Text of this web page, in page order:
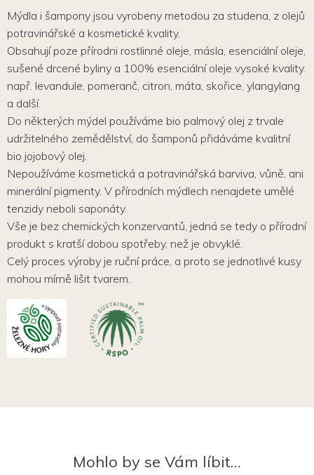
Mýdla i šampony jsou vyrobeny metodou za studena, z olejů
potravinářské a kosmetické kvality.
Obsahují poze přírodni rostlinné oleje, másla, esenciální oleje,
sušené drcené byliny a 100% esenciální oleje vysoké kvality.
např. levandule, pomeranč, citron, máta, skořice, ylangylang
a další.
Do některých mýdel používáme bio palmový olej z trvale
udržitelného zemědělství, do šamponů přidáváme kvalitní
bio jojobový olej.
Nepoužíváme kosmetická a potravinářská barviva, vůně, ani
minerální pigmenty. V přírodních mýdlech nenajdete umělé
tenzidy neboli saponáty.
Vše je bez chemických konzervantů, jedná se tedy o přírodní
produkt s kratší dobou spotřeby, než je obvyklé.
Celý proces výroby je ruční práce, a proto se jednotlivé kusy
mohou mírně lišit tvarem.
Mohlo by se Vám líbit…